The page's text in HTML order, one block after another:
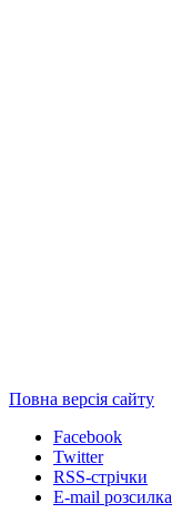
Повна версія сайту
Facebook
Twitter
RSS-стрічки
E-mail розсилка